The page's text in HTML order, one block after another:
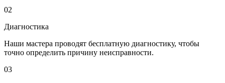
02
Диагностика
Наши мастера проводят бесплатную диагностику, чтобы
точно определить причину неисправности.
03